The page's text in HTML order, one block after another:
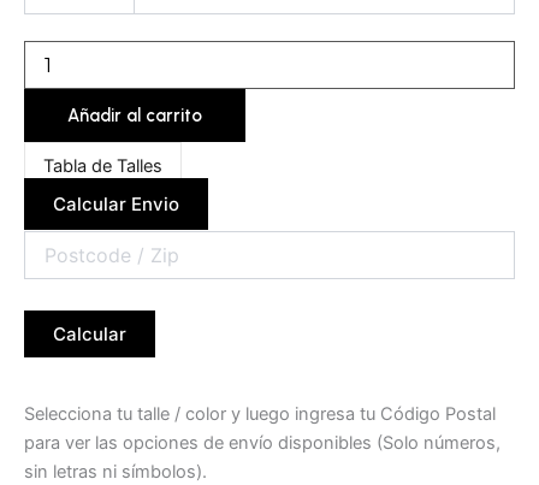
Añadir al carrito
Tabla de Talles
Calcular Envio
Calcular
Selecciona tu talle / color y luego ingresa tu Código Postal
para ver las opciones de envío disponibles (Solo números,
sin letras ni símbolos).